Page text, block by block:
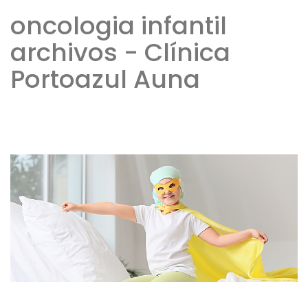
oncologia infantil
archivos - Clínica
Portoazul Auna